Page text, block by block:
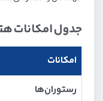
جدول امکانات
امکانات
رستوران‌ها